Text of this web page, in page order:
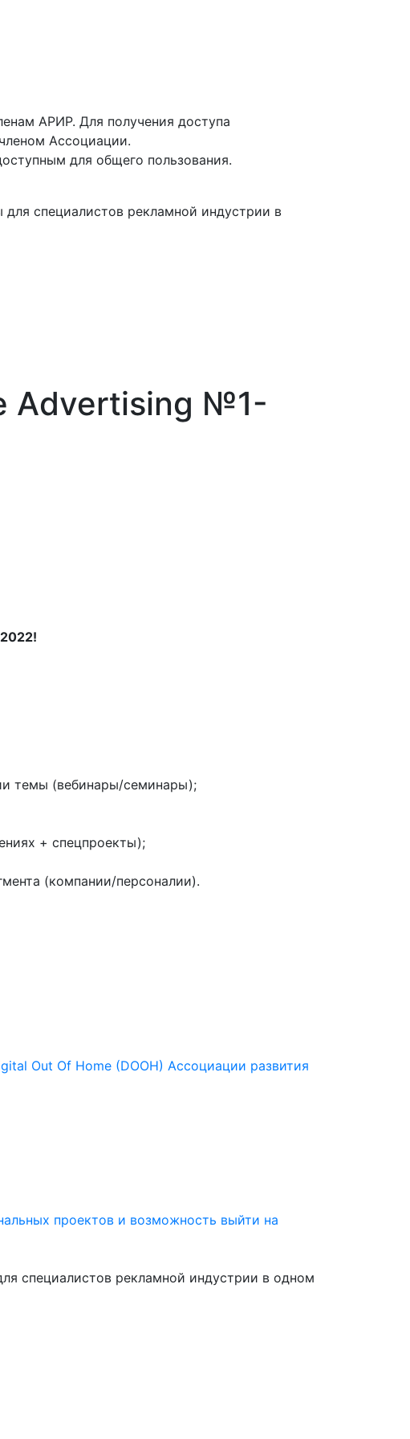
АРИР. Для получения доступа
Ассоциации.
для общего пользования.
специалистов рекламной индустрии в
Advertising №1-
темы (вебинары/семинары);
+ спецпроекты);
(компании/персоналии).
Out Of Home (DOOH) Ассоциации развития
проектов и возможность выйти на
специалистов рекламной индустрии в одном